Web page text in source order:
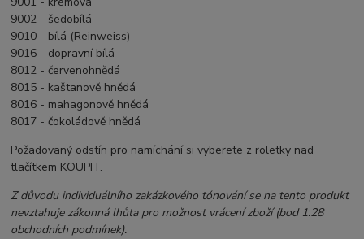
9002 - šedobílá
9010 - bílá (Reinweiss)
9016 - dopravní bílá
8012 - červenohnědá
8015 - kaštanově hnědá
8016 - mahagonově hnědá
8017 - čokoládově hnědá
Požadovaný odstín pro namíchání si vyberete z roletky nad
tlačítkem KOUPIT.
Z důvodu individuálního zakázkového tónování se na tento produkt
nevztahuje zákonná lhůta pro možnost vrácení zboží (bod 1.28
obchodních podmínek).